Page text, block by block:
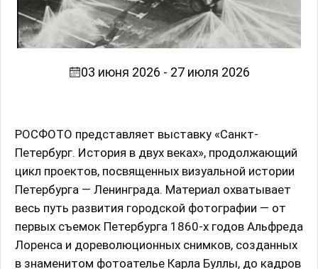
03 июня 2026 - 27 июля 2026
РОСФОТО представляет выставку «Санкт-
Петербург. История в двух веках», продолжающий
цикл проектов, посвященных визуальной истории
Петербурга — Ленинграда. Материал охватывает
весь путь развития городской фотографии — от
первых съемок Петербурга 1860-х годов Альфреда
Лоренса и дореволюционных снимков, созданных
в знаменитом фотоателье Карла Буллы, до кадров